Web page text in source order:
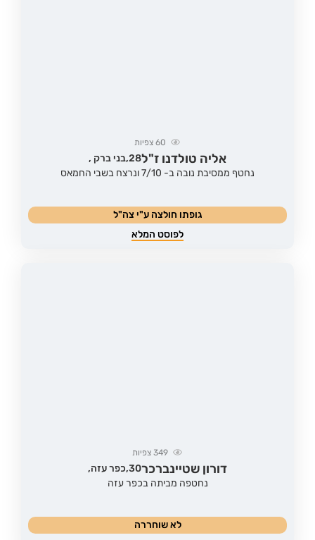
60 צפיות
אליה טולדנו ז"ל28, בני ברק ,
נחטף ממסיבת נובה ב- 7/10 ונרצח בשבי החמאס
גופתו חולצה ע"י צה"ל
לפוסט המלא
349 צפיות
דורון שטיינברכר30, כפר עזה,
נחטפה מביתה בכפר עזה
לא שוחררה